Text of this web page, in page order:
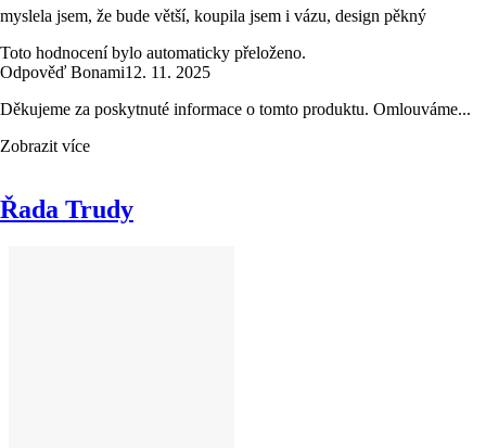
myslela jsem, že bude větší, koupila jsem i vázu, design pěkný
Toto hodnocení bylo automaticky přeloženo.
Odpověď Bonami12. 11. 2025
Děkujeme za poskytnuté informace o tomto produktu. Omlouváme...
Zobrazit více
Řada Trudy